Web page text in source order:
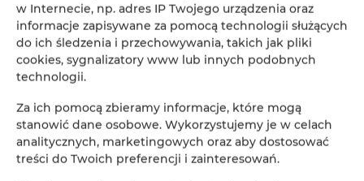
rozmowę i za całą niesamowitą, pozytywną
energię
, którą ze sobą przynieśliście !
Wasz śmiech rozbrzmiewał w parku, a my
byliśmy przeszczęśliwi, mogąc dzielić z Wami
te radosne chwile i wspólnie tworzyć
niezapomniane wspomnienia
.
Wasza obecność sprawiła, że ta majówka
była absolutnie wyjątkowa ! Mamy nadzieję,
w Internecie, np. adres IP Twojego urządzenia oraz
informacje zapisywane za pomocą technologii służących
do ich śledzenia i przechowywania, takich jak pliki
cookies, sygnalizatory www lub innych podobnych
technologii.
Za ich pomocą zbieramy informacje, które mogą
stanowić dane osobowe. Wykorzystujemy je w celach
analitycznych, marketingowych oraz aby dostosować
treści do Twoich preferencji i zainteresowań.